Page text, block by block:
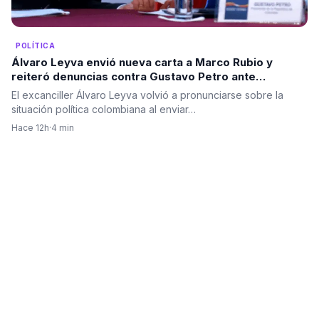
POLÍTICA
Álvaro Leyva envió nueva carta a Marco Rubio y
reiteró denuncias contra Gustavo Petro ante
autoridades de Estados Unidos
El excanciller Álvaro Leyva volvió a pronunciarse sobre la
situación política colombiana al enviar…
Hace 12h·4 min